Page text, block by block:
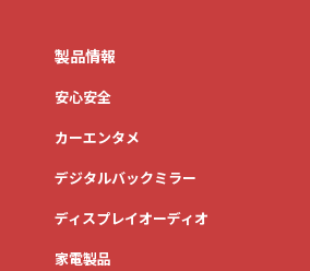
製品情報
安心安全
カーエンタメ
デジタルバックミラー
ディスプレイオーディオ
家電製品